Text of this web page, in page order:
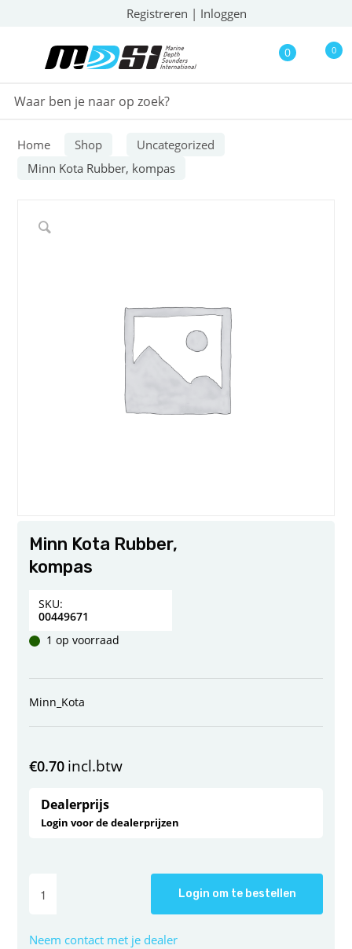
Registreren | Inloggen
0 0
Home Shop
Uncategorized
Minn Kota Rubber, kompas
Minn Kota Rubber,
kompas
SKU:
00449671
1 op voorraad
Minn_Kota
€0.70 incl.btw
Dealerprijs
Login voor de dealerprijzen
Login om te bestellen
Neem contact met je dealer